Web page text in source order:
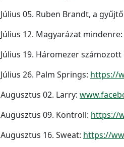
Július 05. Ruben Brandt, a
Július 12. Magyarázat mindenre:
Július 19. Háromezer számozott
Július 26. Palm Springs: https://
Augusztus 02. Larry:
Augusztus 09. Kontroll: https://
Augusztus 16. Sweat: https://